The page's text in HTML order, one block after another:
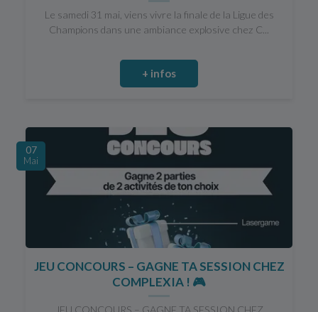
Le samedi 31 mai, viens vivre la finale de la Ligue des
Champions dans une ambiance explosive chez C...
+ infos
07
Mai
JEU CONCOURS – GAGNE TA SESSION CHEZ
COMPLEXIA ! 🎮
JEU CONCOURS – GAGNE TA SESSION CHEZ